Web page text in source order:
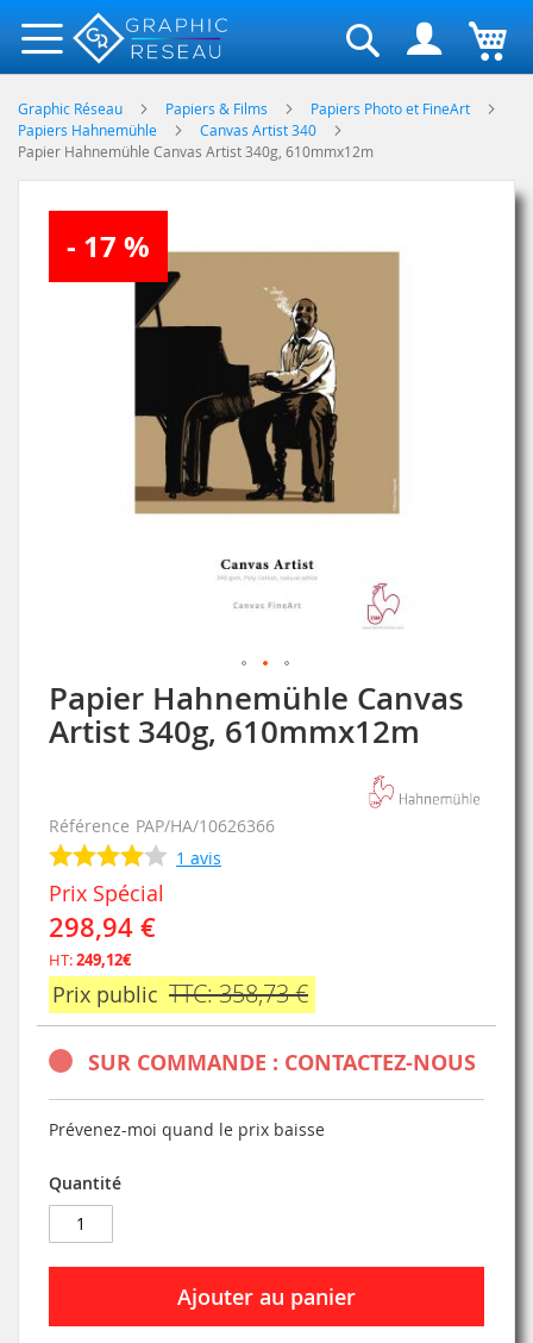
Rechercher
Graphic Réseau Papiers & Films
Papiers Photo et FineArt
Papiers Hahnemühle
Canvas Artist 340
Papier Hahnemühle Canvas Artist 340g, 610mmx12m
Papier Hahnemühle Canvas
Artist 340g, 610mmx12m
Référence PAP/HA/10626366
1 avis
Prix Spécial
298,94 €
HT:249,12€
Prix public TTC: 358,73 €
SUR COMMANDE : CONTACTEZ-NOUS
Prévenez-moi quand le prix baisse
Quantité
Ajouter au panier
- 17 %
Skip
to
the
images
gallery